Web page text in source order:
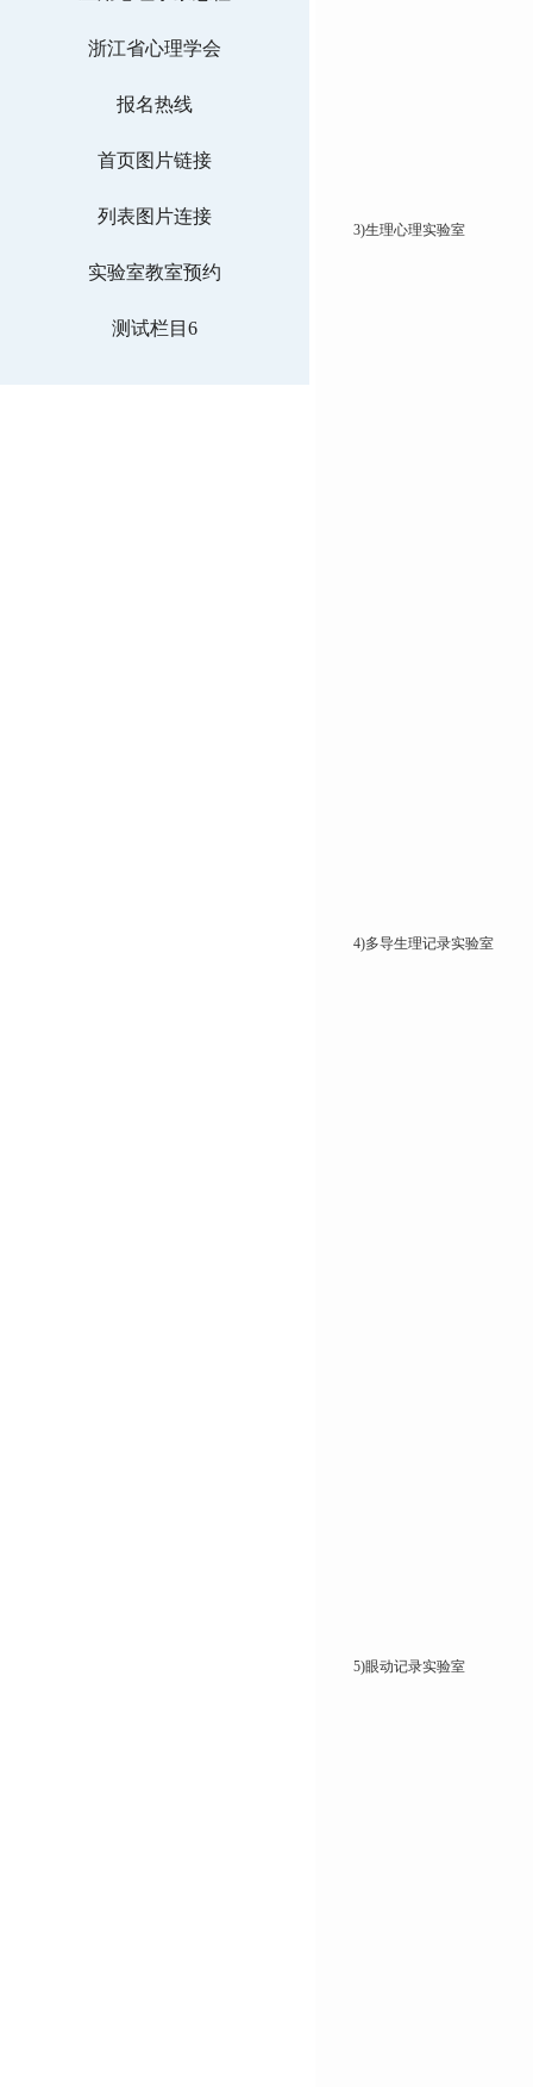
浙江省心理学会
报名热线
首页图片链接
列表图片连接
实验室教室预约
测试栏目6
3)生理心理实验室
4)多导生理记录实验室
5)眼动记录实验室